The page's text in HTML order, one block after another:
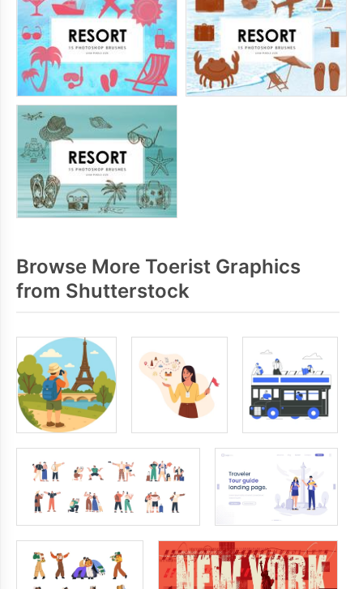
Browse More Toerist Graphics
from Shutterstock